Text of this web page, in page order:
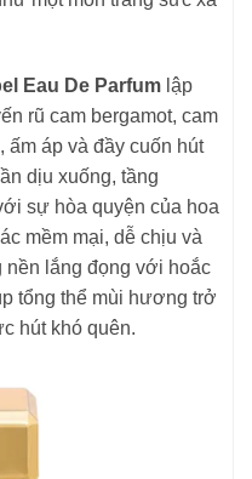
Eau De Parfum lập
rũ cam bergamot, cam
ấm áp và đầy cuốn hút
dịu xuống, tầng
sự hòa quyện của hoa
mềm mại, dễ chịu và
lắng đọng với hoắc
tổng thể mùi hương trở
hút khó quên.